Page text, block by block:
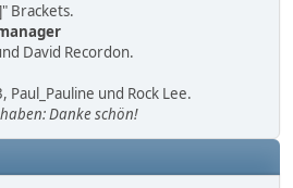
Brackets.
David Recordon.
Paul_Pauline und Rock Lee.
Danke schön!